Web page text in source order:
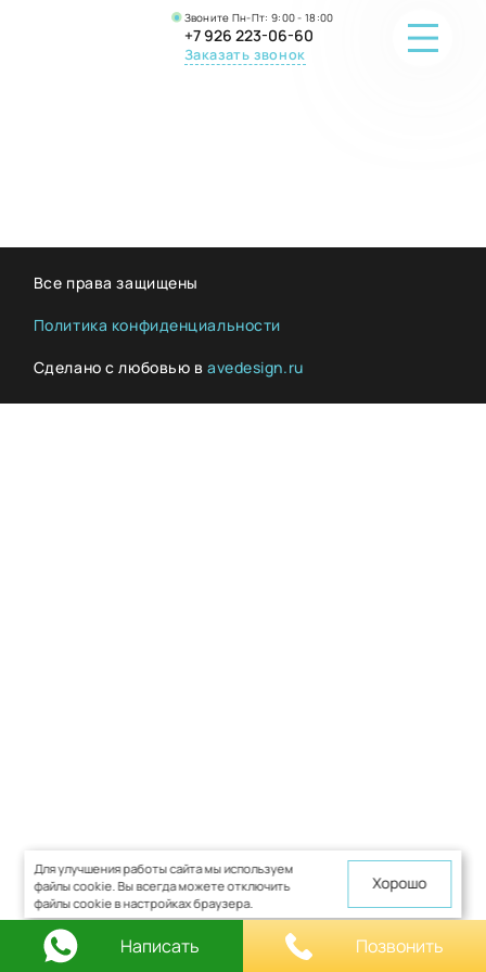
Звоните Пн-Пт: 9:00 - 18:00
+7 926 223-06-60
Заказать звонок
ОНЛАЙН-ПРОДАЖА
ВОПРОС-ОТВЕТ
КОНТАКТЫ
Все права защищены
Политика конфиденциальности
Сделано с любовью в avedesign.ru
Для улучшения работы сайта мы используем
файлы cookie. Вы всегда можете отключить
файлы cookie в настройках браузера.
Хорошо
Написать Позвонить